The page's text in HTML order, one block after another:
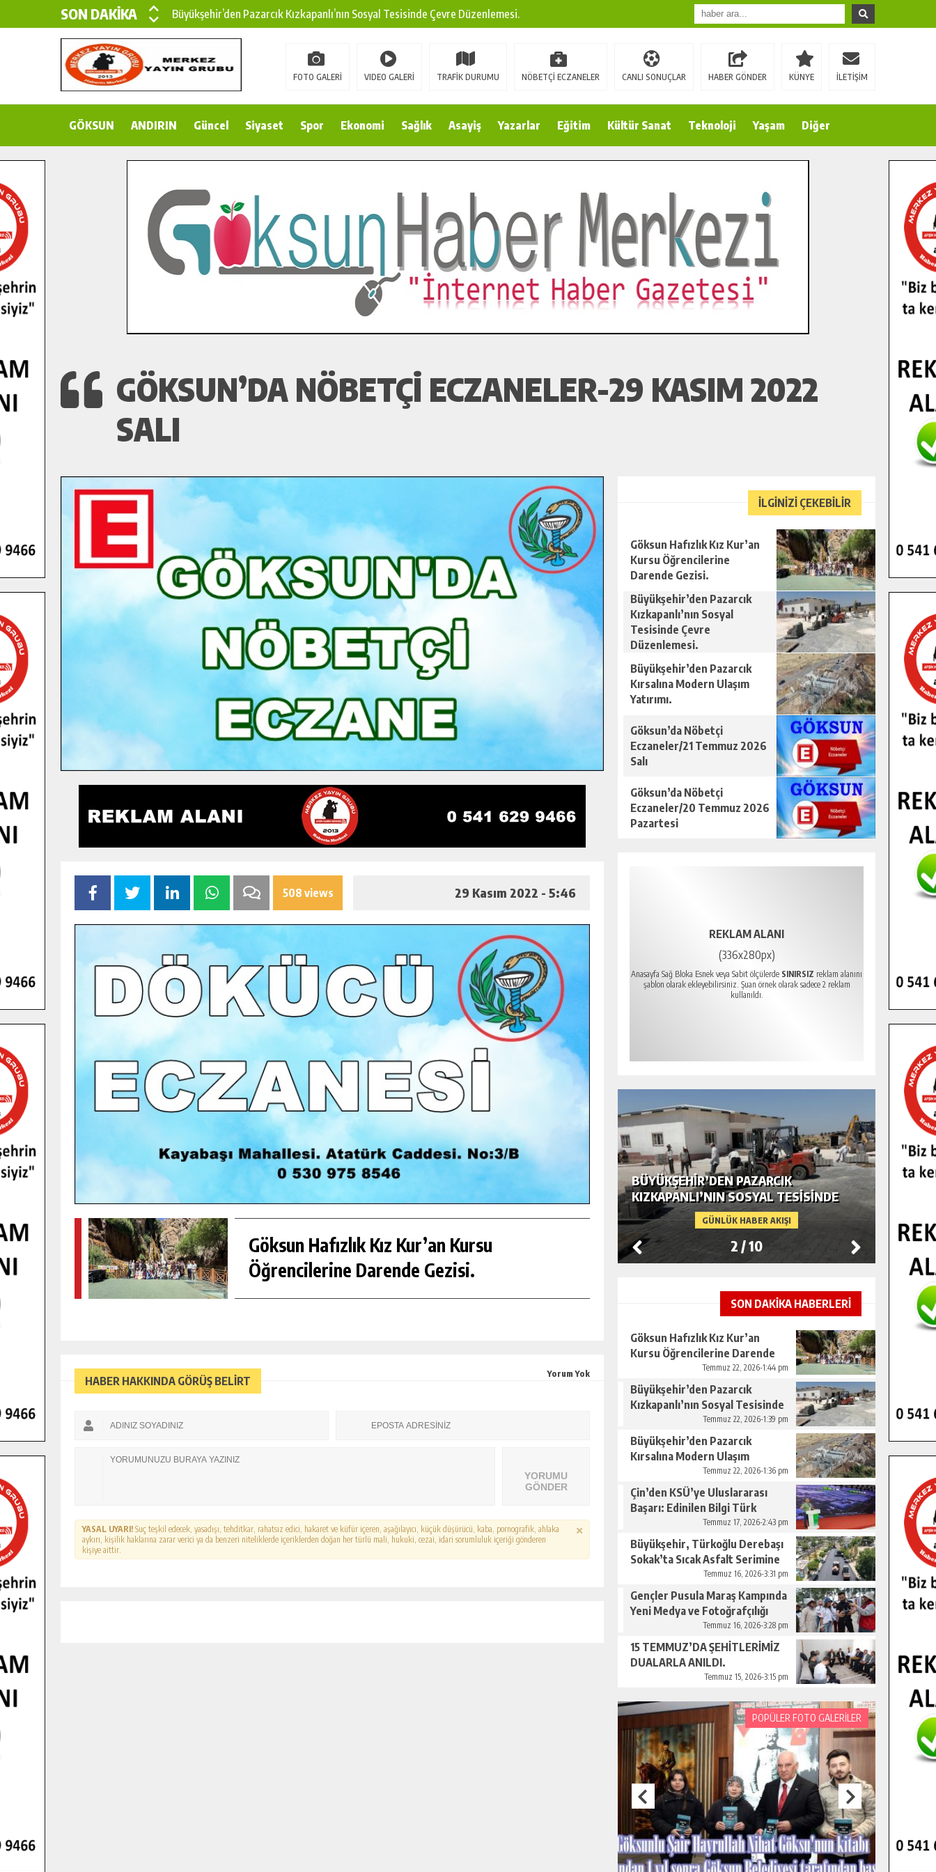
SON DAKİKA
Büyükşehir’den Pazarcık Kızkapanlı’nın Sosyal Tesisinde Çevre Düzenlemesi.
Büyükşehir’den Pazarcık Kırsalına Modern Ulaşım Yatırımı.
Çin’den KSÜ’ye Uluslararası Başarı: Edinilen Bilgi Türk Tarımına Katkı Sağlayacak.
Gençler Pusula Maraş Kampında Yeni Medya ve Fotoğrafçılığı Keşfetti.
İlçe Jandarma Komutanı Karakaya’dan Başkan Cüce’ye Veda Ziyareti.
Bertiz’in Yeni Köprüsünde Sona Doğru.
FOTO GALERİ VIDEO GALERİ TRAFİK DURUMU NÖBETÇİ ECZANELER CANLI SONUÇLAR HABER GÖNDER KÜNYE İLETİŞİM
GÖKSUN ANDIRIN Güncel Siyaset Spor Ekonomi Sağlık Asayiş Yazarlar Eğitim Kültür Sanat Teknoloji Yaşam Diğer
GÖKSUN’DA NÖBETÇI ECZANELER-29 KASIM 2022
SALI
508 views 29 Kasım 2022 - 5:46
Göksun Hafızlık Kız Kur’an Kursu
Öğrencilerine Darende Gezisi.
HABER HAKKINDA GÖRÜŞ BELİRT
Yorum Yok
YORUMU
GÖNDER
YASAL UYARI! Suç teşkil edecek, yasadışı, tehditkar, rahatsız edici, hakaret ve küfür içeren, aşağılayıcı, küçük düşürücü, kaba, pornografik, ahlaka
aykırı, kişilik haklarına zarar verici ya da benzeri niteliklerde içeriklerden doğan her türlü mali, hukuki, cezai, idari sorumluluk içeriği gönderen
kişiye aittir.
İLGİNİZİ ÇEKEBİLİR
Göksun Hafızlık Kız Kur’an
Kursu Öğrencilerine
Darende Gezisi.
Büyükşehir’den Pazarcık
Kızkapanlı’nın Sosyal
Tesisinde Çevre
Düzenlemesi.
Büyükşehir’den Pazarcık
Kırsalına Modern Ulaşım
Yatırımı.
Göksun’da Nöbetçi
Eczaneler/21 Temmuz 2026
Salı
Göksun’da Nöbetçi
Eczaneler/20 Temmuz 2026
Pazartesi
REKLAM ALANI
(336x280px)
Anasayfa Sağ Bloka Esnek veya Sabit ölçülerde SINIRSIZ reklam alanını
şablon olarak ekleyebilirsiniz. Şuan örnek olarak sadece 2 reklam
kullanıldı.
GÜNLÜK HABER AKIŞI
GENÇLER PUSULA MARAŞ KAMPINDA
YENI MEDYA VE FOTOĞRAFÇILIĞI
GÜNLÜK HABER AKIŞI
GÖKSUN HAFIZLIK KIZ KUR’AN KURSU
GÜNLÜK HABER AKIŞI
BÜYÜKŞEHIR’DEN PAZARCIK
KIZKAPANLI’NIN SOSYAL TESISINDE
ÇEVRE DÜZENLEMESI.
2 /10
SON DAKİKA HABERLERİ
Göksun Hafızlık Kız Kur’an
Kursu Öğrencilerine Darende
Temmuz 22, 2026-1:44 pm
Büyükşehir’den Pazarcık
Kızkapanlı’nın Sosyal Tesisinde
Çevre Düzenlemesi.Temmuz 22, 2026-1:39 pm
Büyükşehir’den Pazarcık
Kırsalına Modern Ulaşım
Temmuz 22, 2026-1:36 pm
Çin’den KSÜ’ye Uluslararası
Başarı: Edinilen Bilgi Türk
Tarımına Katkı Sağlayacak.
Temmuz 17, 2026-2:43 pm
Büyükşehir, Türkoğlu Derebaşı
Sokak’ta Sıcak Asfalt Serimine
Temmuz 16, 2026-3:31 pm
Gençler Pusula Maraş Kampında
Yeni Medya ve Fotoğrafçılığı
Temmuz 16, 2026-3:28 pm
15 TEMMUZ’DA ŞEHİTLERİMİZ
DUALARLA ANILDI.
Temmuz 15, 2026-3:15 pm
POPÜLER FOTO GALERİLER